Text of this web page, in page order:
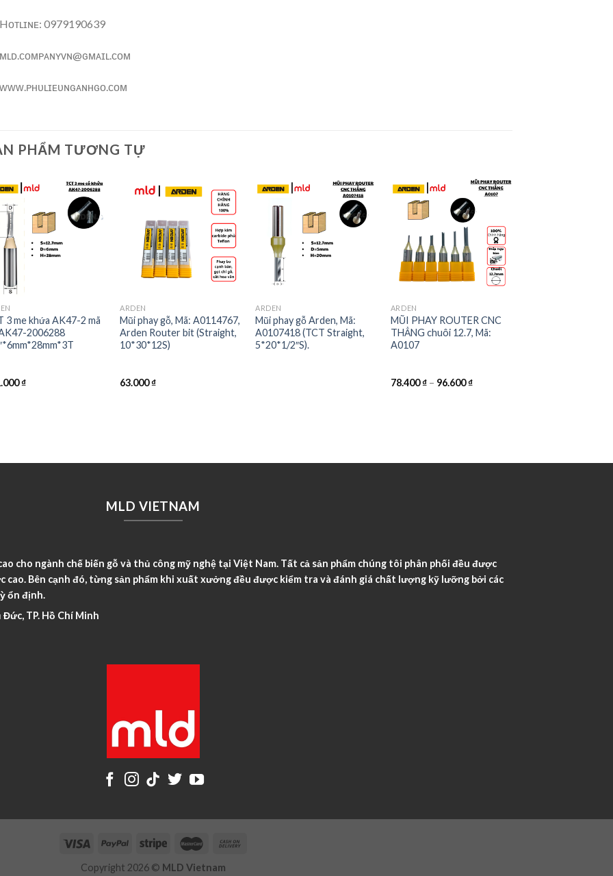
0979190639
PHẨM TƯƠNG TỰ
3 me khứa AK47-2 mã
2006288
₫
ARDEN
Mũi phay gỗ, Mã: A0114767,
Arden Router bit (Straight,
10*30*12S)
63.000₫
ARDEN
Mũi phay gỗ Arden, Mã:
A0107418 (TCT Straight,
5*20*1/2″S).
ARDEN
MŨI PHAY ROUTER CNC
THẲNG chuôi 12.7, Mã:
A0107
78.400₫– 96.600₫
MLD VIETNAM
cho ngành chế biến gỗ và thủ công mỹ nghệ tại Việt Nam. Tất cả sản phẩm chúng tôi phân phối đều được
Bên cạnh đó, từng sản phẩm khi xuất xưởng đều được kiểm tra và đánh giá chất lượng kỹ lưỡng bởi các
ổn định.
TP. Hồ Chí Minh
Copyright 2026 © MLD Vietnam